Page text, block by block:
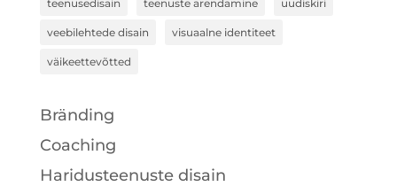
teenusedisain teenuste arendamine uudiskiri
veebilehtede disain visuaalne identiteet
väikeettevõtted
Bränding
Coaching
Haridusteenuste disain